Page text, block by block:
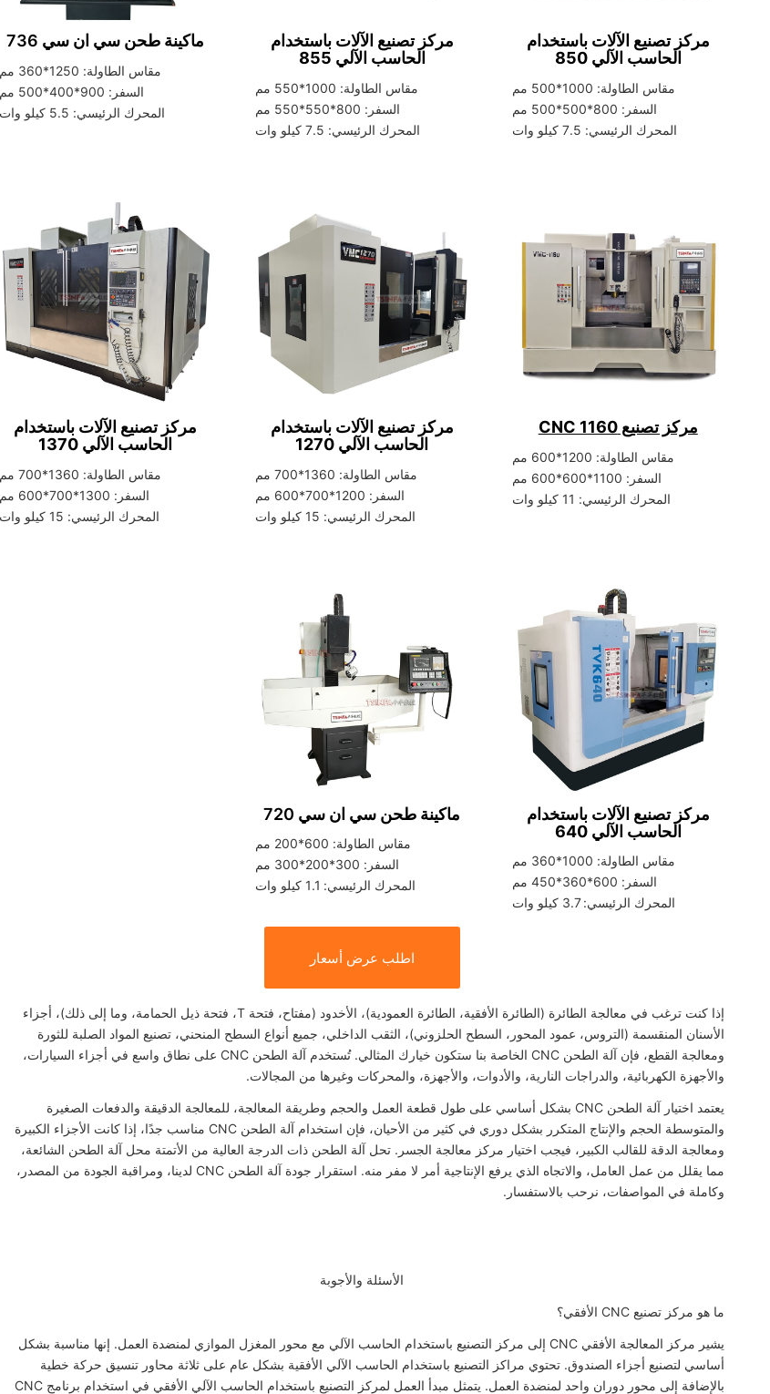
مركز تصنيع الآلات باستخدام
الحاسب الآلي 850
مقاس الطاولة: 1000*500 مم
السفر: 800*500*500 مم
المحرك الرئيسي: 7.5 كيلو وات
مركز تصنيع الآلات باستخدام
الحاسب الآلي
مقاس الطاولة: 1000*550 مم
السفر: 800*550*550 مم
المحرك الرئيسي: 7.5 كيلو وات
ماكينة طحن سي ان سي 736
مقاس الطاولة: 1250*360 مم
السفر: 900*400*500 مم
المحرك الرئيسي: 5.5 كيلو وات
مركز تصنيع CNC 1160
مقاس الطاولة: 1200*600 مم
السفر: 1100*600*600 مم
المحرك الرئيسي: 11 كيلو وات
مركز تصنيع الآلات باستخدام
الحاسب الآلي
مقاس الطاولة: 1360*700 مم
السفر: 1200*700*600 مم
المحرك الرئيسي: 15 كيلو وات
مركز تصنيع الآلات باستخدام
الحاسب الآلي
مقاس الطاولة: 1360*700 مم
السفر: 1300*700*600 مم
المحرك الرئيسي: 15 كيلو وات
مركز تصنيع الآلات باستخدام
الحاسب الآلي 640
مقاس الطاولة: 1000*360 مم
السفر: 600*360*450 مم
المحرك الرئيسي: 3.7 كيلو وات
ماكينة طحن سي ان سي 720
مقاس الطاولة: 600*200 مم
السفر: 300*200*300 مم
المحرك الرئيسي: 1.1 كيلو وات
اطلب عرض أسعار
إذا كنت ترغب في معالجة الطائرة (الطائرة الأفقية، الطائرة العمودية)، الأخدود (مفتاح، فتحة T، فتحة ذيل الحمامة، وما إلى ذلك)، أجزاء
الأسنان المنقسمة (التروس، عمود المحور، السطح الحلزوني)، الثقب الداخلي، جميع أنواع السطح المنحني، تصنيع المواد الصلبة للثورة
ومعالجة القطع، فإن آلة الطحن CNC الخاصة بنا ستكون خيارك المثالي. تُستخدم آلة الطحن CNC على نطاق واسع في أجزاء السيارات،
والأجهزة الكهربائية، والدراجات النارية، والأدوات، والأجهزة، والمحركات وغيرها من المجالات.
يعتمد اختيار آلة الطحن CNC بشكل أساسي على طول قطعة العمل والحجم وطريقة المعالجة، للمعالجة الدقيقة والدفعات الصغيرة
والمتوسطة الحجم والإنتاج المتكرر بشكل دوري في كثير من الأحيان، فإن استخدام آلة الطحن CNC مناسب جدًا، إذا كانت الأجزاء الكبيرة
ومعالجة الدقة للقالب الكبير، فيجب اختيار مركز معالجة الجسر. تحل آلة الطحن ذات الدرجة العالية من الأتمتة محل آلة الطحن الشائعة،
مما يقلل من عمل العامل، والاتجاه الذي يرفع الإنتاجية أمر لا مفر منه. استقرار جودة آلة الطحن CNC لدينا، ومراقبة الجودة من المصدر،
وكاملة في المواصفات، نرحب بالاستفسار.
الأسئلة والأجوبة
ما هو مركز تصنيع CNC الأفقي؟
يشير مركز المعالجة الأفقي CNC إلى مركز التصنيع باستخدام الحاسب الآلي مع محور المغزل الموازي لمنضدة العمل. إنها مناسبة بشكل
أساسي لتصنيع أجزاء الصندوق. تحتوي مراكز التصنيع باستخدام الحاسب الآلي الأفقية بشكل عام على ثلاثة محاور تنسيق حركة خطية
بالإضافة إلى محور دوران واحد لمنضدة العمل. يتمثل مبدأ العمل لمركز التصنيع باستخدام الحاسب الآلي الأفقي في استخدام برنامج CNC